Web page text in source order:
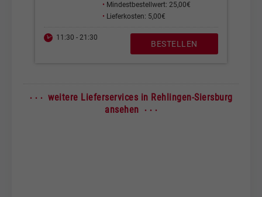
• Mindestbestellwert: 25,00€
• Lieferkosten: 5,00€
11:30 - 21:30
BESTELLEN
· · · weitere Lieferservices in Rehlingen-Siersburg
ansehen · · ·